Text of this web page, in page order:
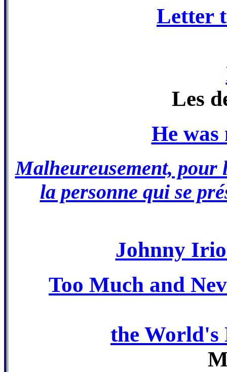
Letter
Les
He was
Malheureusement, pour
la personne qui se
Johnny
Too Much and
the World's